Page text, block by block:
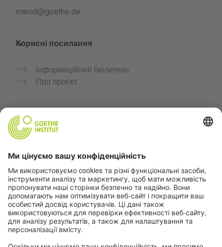
mwnd@goethe.de
Корисні посилання
Інформаційний бюлетень
Про проєкт
Додаткові вебсайти
Community “Deutsch für dich”
Практикуйте німецьку безкоштовно
Курси німецької мови Goethe-Institut
Портал для вчителів «Deutschstunde»
Конфіденційність і доступність